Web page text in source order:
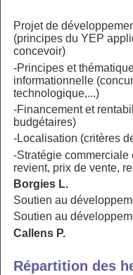
Projet de
(principes du YEP
concevoir)
-Principes et
informationnelle
technologique,...)
-Financement et
budgétaires)
-Localisation (critères
-Stratégie
revient, prix de vente,
Borgies L.
Soutien au
Soutien au
Callens P.
Répartition des